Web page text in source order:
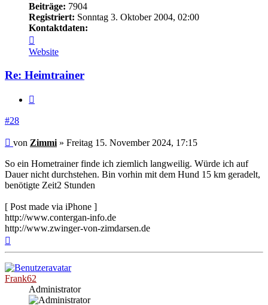
Beiträge: 7904
Registriert: Sonntag 3. Oktober 2004, 02:00
Kontaktdaten:
von
Zimmi
Website
Re: Heimtrainer
#28
Beitrag
von Zimmi » Freitag 15. November 2024, 17:15
So ein Hometrainer finde ich ziemlich langweilig. Würde ich auf
Dauer nicht durchstehen. Bin vorhin mit dem Hund 15 km geradelt,
benötigte Zeit2 Stunden
[ Post made via iPhone ]
http://www.contergan-info.de
http://www.zwinger-von-zimdarsen.de
Frank62
Administrator